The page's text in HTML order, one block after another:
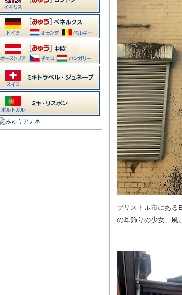
ブリストル市にある
の耳飾りの少女」風。